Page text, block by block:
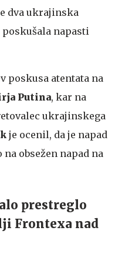
dva ukrajinska
napasti
poskusa atentata na
Putina, kar na
ukrajinskega
je ocenil, da je napad
obsežen napad na
prestreglo
Frontexa nad